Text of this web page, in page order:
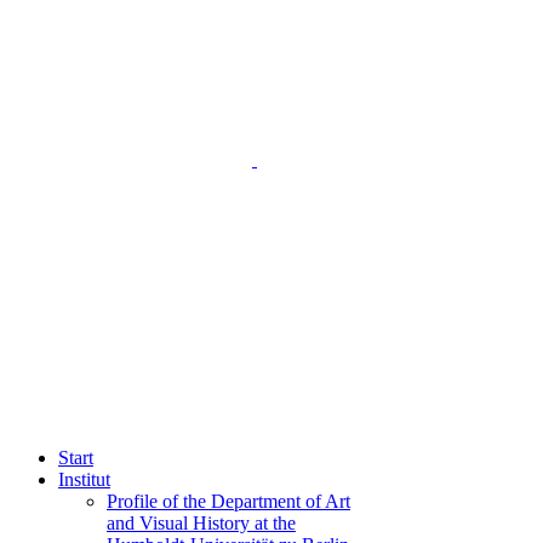
Start
Institut
Profile of the Department of Art
and Visual History at the